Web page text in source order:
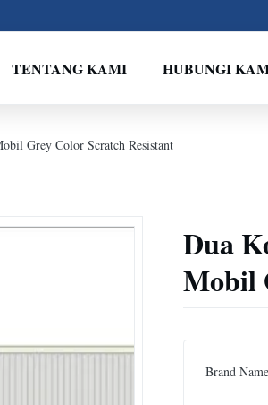
TENTANG KAMI HUBUNGI
Grey Color Scratch Resistant
Dua
Mobil
Brand